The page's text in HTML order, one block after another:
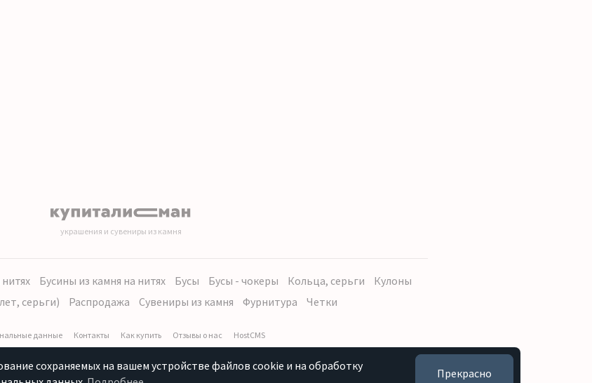
украшения и сувениры из камня
Бусины из камня на нитях Бусы Бусы - чокеры Кольца, серьги
Кулоны
серьги)
Распродажа Сувениры из камня Фурнитура Четки
данные Контакты Как купить Отзывы о нас HostCMS
сохраняемых на вашем устройстве файлов cookie и на обработку
Прекрасно